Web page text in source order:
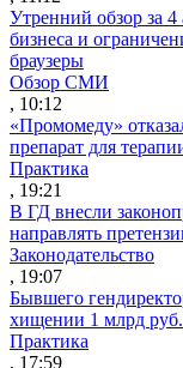
Утренний обзор за 4
бизнеса и
браузеры
Обзор СМИ
, 10:12
«Промомеду»
препарат для
Практика
, 19:21
В ГД внесли
направлять
Законодательство
, 19:07
Бывшего
хищении 1 млрд руб.
Практика
, 17:59